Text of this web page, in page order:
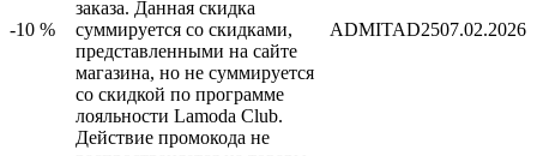
-10 %
заказа. Данная скидка
суммируется со скидками,
представленными на сайте
магазина, но не суммируется
со скидкой по программе
лояльности Lamoda Club.
Действие промокода не
ADMITAD2507.02.2026